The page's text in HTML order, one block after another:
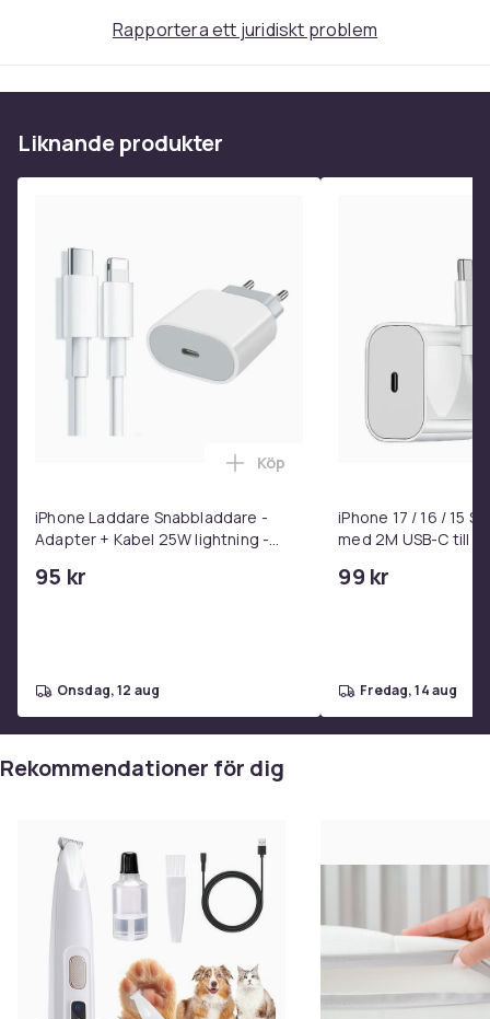
Rapportera ett juridiskt problem
Liknande produkter
iPhone Laddare Snabbladdare -
Adapter + Kabel 25W lightning -
95 kr
Lägg till iPhone Laddare
Köp
onsdag, 12 aug
iPhone 17 / 16 / 15
med 2M USB-C till
99 kr
fredag, 14 aug
Rekommendationer för dig